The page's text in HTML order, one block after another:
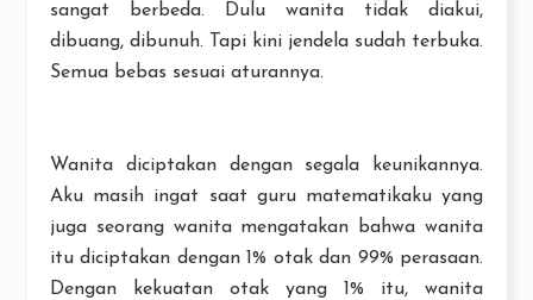
sangat berbeda. Dulu wanita tidak diakui,
dibuang, dibunuh. Tapi kini jendela sudah terbuka.
Semua bebas sesuai aturannya.
Wanita diciptakan dengan segala keunikannya.
Aku masih ingat saat guru matematikaku yang
juga seorang wanita mengatakan bahwa wanita
itu diciptakan dengan 1% otak dan 99% perasaan.
Dengan kekuatan otak yang 1% itu, wanita